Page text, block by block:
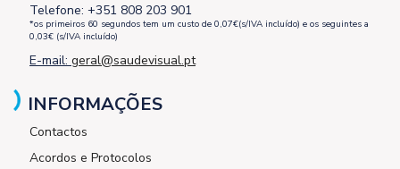
Telefone: +351 808 203 901
*os primeiros 60 segundos tem um custo de 0,07€(s/IVA incluído) e os seguintes a
0,03€ (s/IVA incluído)
E-mail: geral@saudevisual.pt
INFORMAÇÕES
Contactos
Acordos e Protocolos